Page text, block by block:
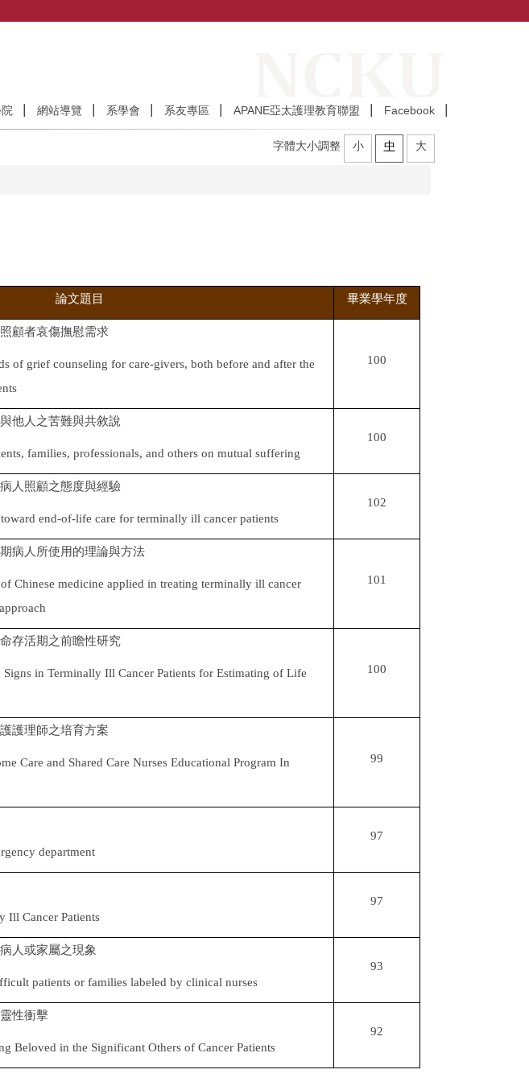
網站導覽 系學會 系友專區 APANE亞太護理教育聯盟 Facebook
字體大小調整 小 中 大
論文題目 畢業學年度
顧者哀傷撫慰需求
of grief counseling for care-givers, both before and after the
100
他人之苦難與共敘說
families, professionals, and others on mutual suffering
100
人照顧之態度與經驗
end-of-life care for terminally ill cancer patients
102
病人所使用的理論與方法
Chinese medicine applied in treating terminally ill cancer
101
存活期之前瞻性研究
in Terminally Ill Cancer Patients for Estimating of Life
100
護理師之培育方案
Care and Shared Care Nurses Educational Program In
99
department
97
Ill Cancer Patients
97
人或家屬之現象
patients or families labeled by clinical nurses
93
性衝擊
Beloved in the Significant Others of Cancer Patients
92